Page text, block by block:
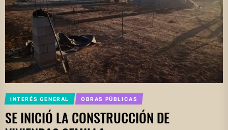
INTERÉS GENERAL OBRAS PÚBLICAS
SE INICIÓ LA CONSTRUCCIÓN DE